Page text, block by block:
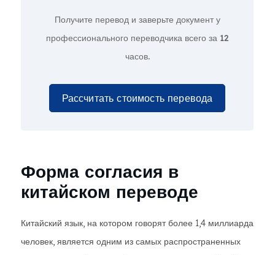
Получите перевод и заверьте документ у
профессионального переводчика всего за 12
часов.
Рассчитать стоимость перевода
Форма согласия в
китайском переводе
Китайский язык, на котором говорят более 1,4 миллиарда
человек, является одним из самых распространенных